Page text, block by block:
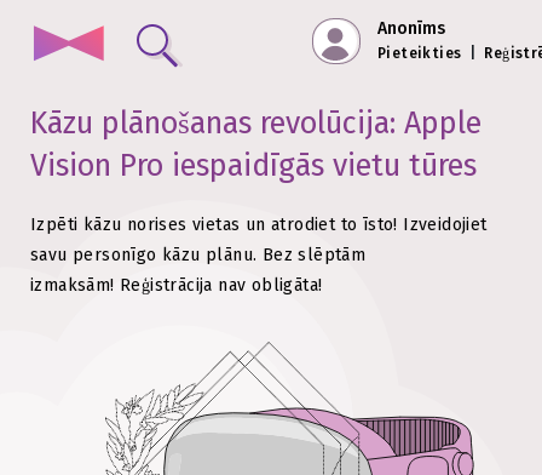
Anonīms
Pieteikties
Kāzu plānošanas revolūcija: Apple
Vision Pro iespaidīgās vietu tūres
Izpēti kāzu norises vietas un atrodiet to īsto! Izveidojiet
savu personīgo kāzu plānu. Bez slēptām
izmaksām! Reģistrācija nav obligāta!